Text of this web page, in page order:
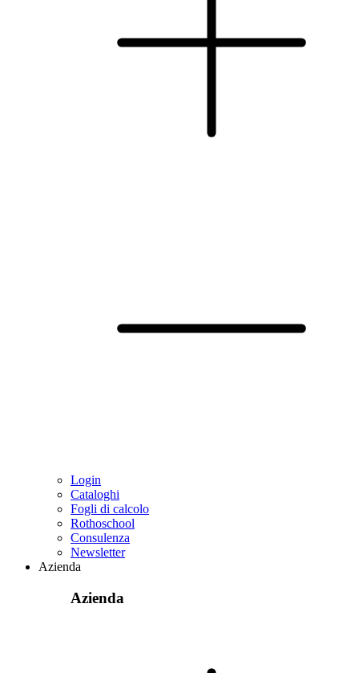
Login
Cataloghi
Fogli di calcolo
Rothoschool
Consulenza
Newsletter
Azienda
Azienda